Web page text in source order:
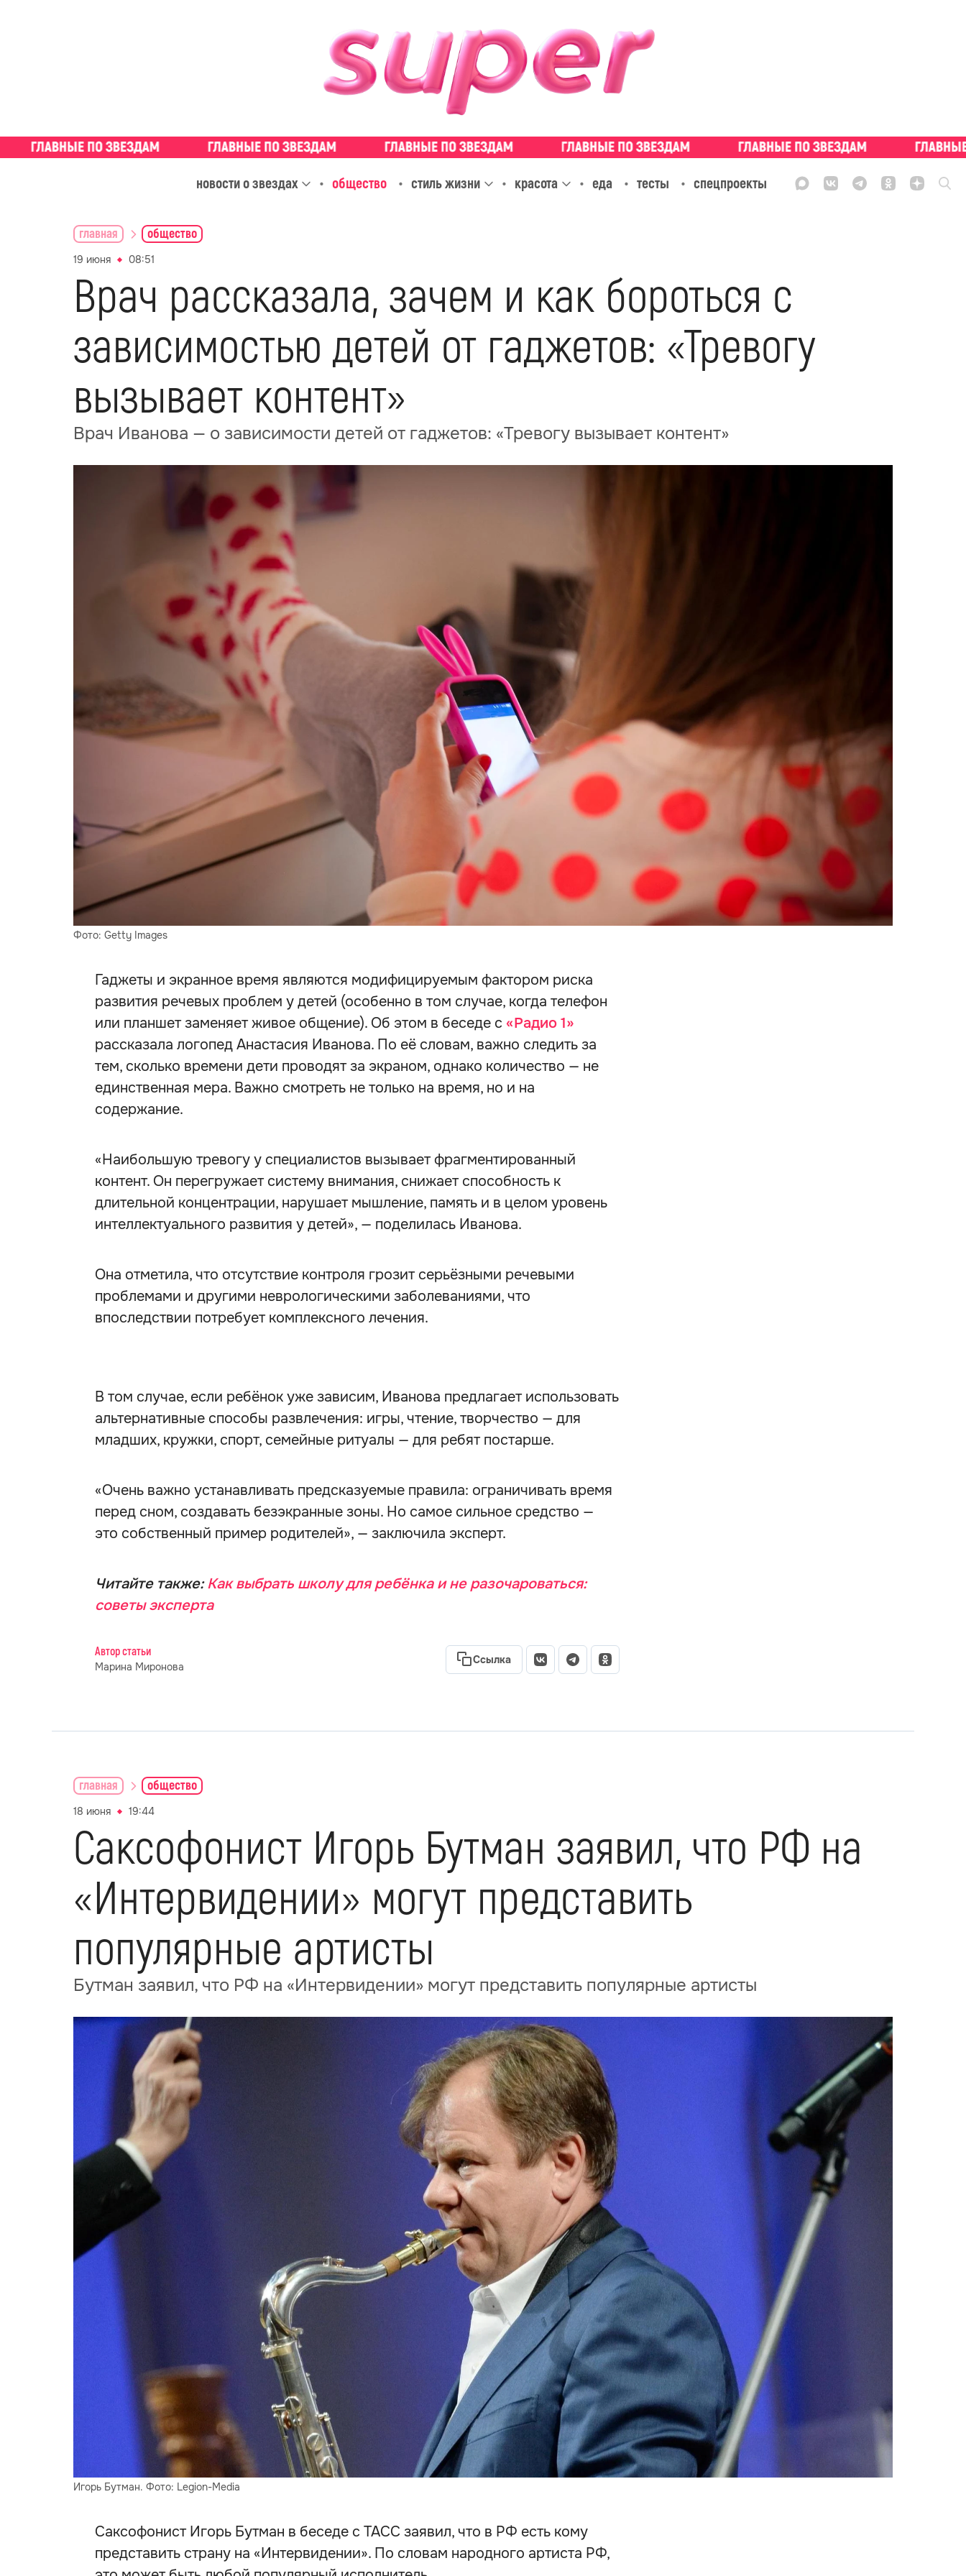
новости о звездах общество стиль жизни красота еда тесты спецпроекты
главная общество
19 июня 08:51
Врач рассказала, зачем и как бороться с
зависимостью детей от гаджетов: «Тревогу
вызывает контент»
Врач Иванова — о зависимости детей от гаджетов: «Тревогу вызывает контент»
Фото: Getty Images
Гаджеты и экранное время являются модифицируемым фактором риска
развития речевых проблем у детей (особенно в том случае, когда телефон
или планшет заменяет живое общение). Об этом в беседе с «Радио 1»
рассказала логопед Анастасия Иванова. По её словам, важно следить за
тем, сколько времени дети проводят за экраном, однако количество — не
единственная мера. Важно смотреть не только на время, но и на
содержание.
«Наибольшую тревогу у специалистов вызывает фрагментированный
контент. Он перегружает систему внимания, снижает способность к
длительной концентрации, нарушает мышление, память и в целом уровень
интеллектуального развития у детей», — поделилась Иванова.
Она отметила, что отсутствие контроля грозит серьёзными речевыми
проблемами и другими неврологическими заболеваниями, что
впоследствии потребует комплексного лечения.
В том случае, если ребёнок уже зависим, Иванова предлагает использовать
альтернативные способы развлечения: игры, чтение, творчество — для
младших, кружки, спорт, семейные ритуалы — для ребят постарше.
«Очень важно устанавливать предсказуемые правила: ограничивать время
перед сном, создавать безэкранные зоны. Но самое сильное средство —
это собственный пример родителей», — заключила эксперт.
Читайте также:Как выбрать школу для ребёнка и не разочароваться:
советы эксперта
Автор статьи
Марина Миронова
Ссылка
главная общество
18 июня 19:44
Саксофонист Игорь Бутман заявил, что РФ на
«Интервидении» могут представить
популярные артисты
Бутман заявил, что РФ на «Интервидении» могут представить популярные артисты
Игорь Бутман. Фото: Legion-Media
Саксофонист Игорь Бутман в беседе с ТАСС заявил, что в РФ есть кому
представить страну на «Интервидении». По словам народного артиста РФ,